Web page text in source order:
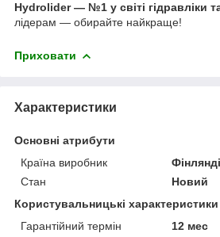
Hydrolider — №1 у світі гідравліки
лідерам — обирайте найкраще!
Приховати
Характеристики
Основні атрибути
Країна виробник
Стан
Новий
Користувальницькі характеристики
Гарантійний термін
12 мес